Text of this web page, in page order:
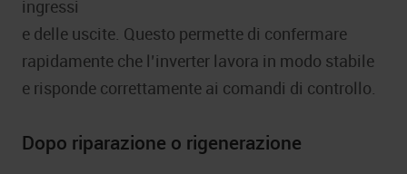
ingressi
e delle uscite. Questo permette di confermare
rapidamente che l’inverter lavora in modo stabile
e risponde correttamente ai comandi di controllo.
Dopo riparazione o rigenerazione